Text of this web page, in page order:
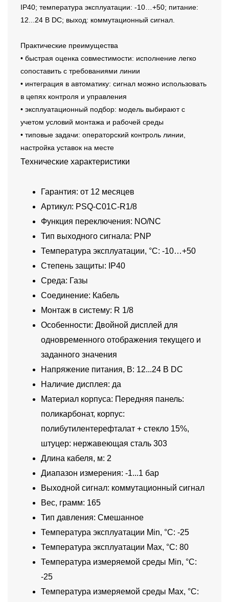
IP40; температура эксплуатации: -10…+50; питание:
12...24 В DC; выход: коммутационный сигнал.
Практические преимущества
• быстрая оценка совместимости: исполнение легко
сопоставить с требованиями линии
• интеграция в автоматику: сигнал можно использовать
в цепях контроля и управления
• эксплуатационный подбор: модель выбирают с
учетом условий монтажа и рабочей среды
• типовые задачи: операторский контроль линии,
настройка уставок на месте
Технические характеристики
Гарантия: от 12 месяцев
Артикул: PSQ-C01C-R1/8
Функция переключения: NO/NC
Тип выходного сигнала: PNP
Температура эксплуатации, °C: -10…+50
Степень защиты: IP40
Среда: Газы
Соединение: Кабель
Монтаж в систему: R 1/8
Особенности: Двойной дисплей для
одновременного отображения текущего и
заданного значения
Напряжение питания, В: 12...24 В DC
Наличие дисплея: да
Материал корпуса: Передняя панель:
поликарбонат, корпус:
полибутилентерефталат + стекло 15%,
штуцер: нержавеющая сталь 303
Длина кабеля, м: 2
Диапазон измерения: -1...1 бар
Выходной сигнал: коммутационный сигнал
Вес, грамм: 165
Тип давления: Смешанное
Температура эксплуатации Min, °C: -25
Температура эксплуатации Max, °C: 80
Температура измеряемой среды Min, °C:
-25
Температура измеряемой среды Max, °C: